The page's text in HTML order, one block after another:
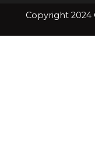
Copyright